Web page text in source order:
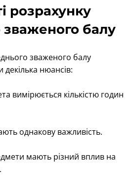
розрахунку
зваженого балу
зваженого балу
нюансів:
вимірюється кількістю годин
однакову важливість.
мають різний вплив на